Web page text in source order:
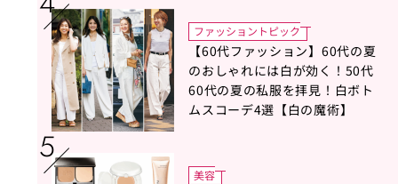
ファッショントピック
【60代ファッション】60代の夏
のおしゃれには白が効く！50代
60代の夏の私服を拝見！白ボト
ムスコーデ4選【白の魔術】
美容